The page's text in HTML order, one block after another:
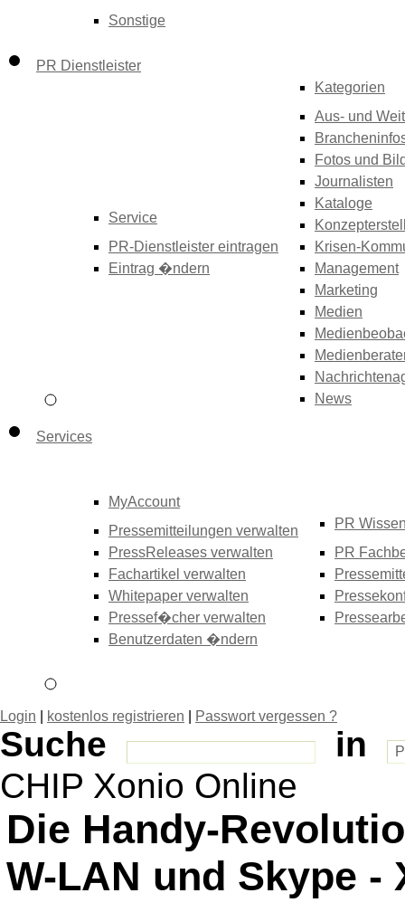
Sonstige
PR Dienstleister
Service
PR-Dienstleister eintragen
Eintrag �ndern
Kategorien
Aus- und
Fotos und
Journalisten
Kataloge
Krisen-
Management
Marketing
Medien
News
Services
MyAccount
Pressemitteilungen verwalten
PressReleases verwalten
Fachartikel verwalten
Whitepaper verwalten
Pressef�cher verwalten
Benutzerdaten �ndern
PR
PR
Login kostenlos registrieren Passwort vergessen ?
Suche
in
CHIP Xonio Online
Die Handy-
W-LAN und Skype -